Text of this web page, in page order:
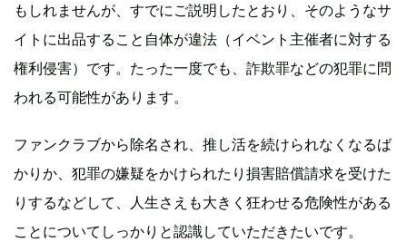
もしれませんが、すでにご説明したとおり、そのようなサ
イトに出品すること自体が違法（イベント主催者に対する
権利侵害）です。たった一度でも、詐欺罪などの犯罪に問
われる可能性があります。
ファンクラブから除名され、推し活を続けられなくなるば
かりか、犯罪の嫌疑をかけられたり損害賠償請求を受けた
りするなどして、人生さえも大きく狂わせる危険性がある
ことについてしっかりと認識していただきたいです。